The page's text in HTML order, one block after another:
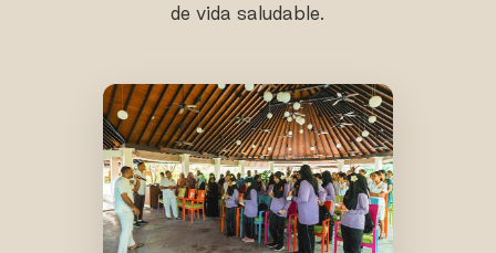
de vida saludable.